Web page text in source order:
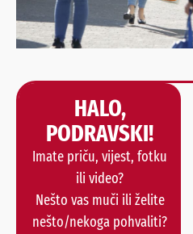
HALO,
PODRAVSKI!
Imate priču, vijest, fotku
ili video?
Nešto vas muči ili želite
nešto/nekoga pohvaliti?